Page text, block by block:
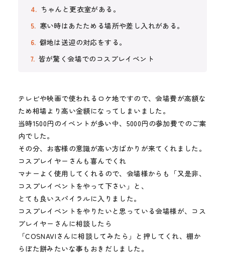
ちゃんと更衣室がある。
寒い時はあたためる場所や差し入れがある。
僻地は送迎の対応をする。
皆が驚く会場でのコスプレイベント
テレビや映画で使われるロケ地ですので、会場費が高額な
ため相場より高い金額になってしまいました。
当時1500円のイベントが多い中、5000円の参加費でのご案
内でした。
その分、お客様の意識が高い方ばかりが来てくれました。
コスプレイヤーさんも喜んでくれ
マナーよく使用してくれるので、会場様からも「又是非、
コスプレイベントをやって下さい」と、
とても良いスパイラルに入りました。
コスプレイベントをやりたいと思っている会場様が、コス
プレイヤーさんに相談したら
「COSNAVIさんに相談してみたら」と押してくれ、棚か
らぼた餅みたいな事もおきだしました。